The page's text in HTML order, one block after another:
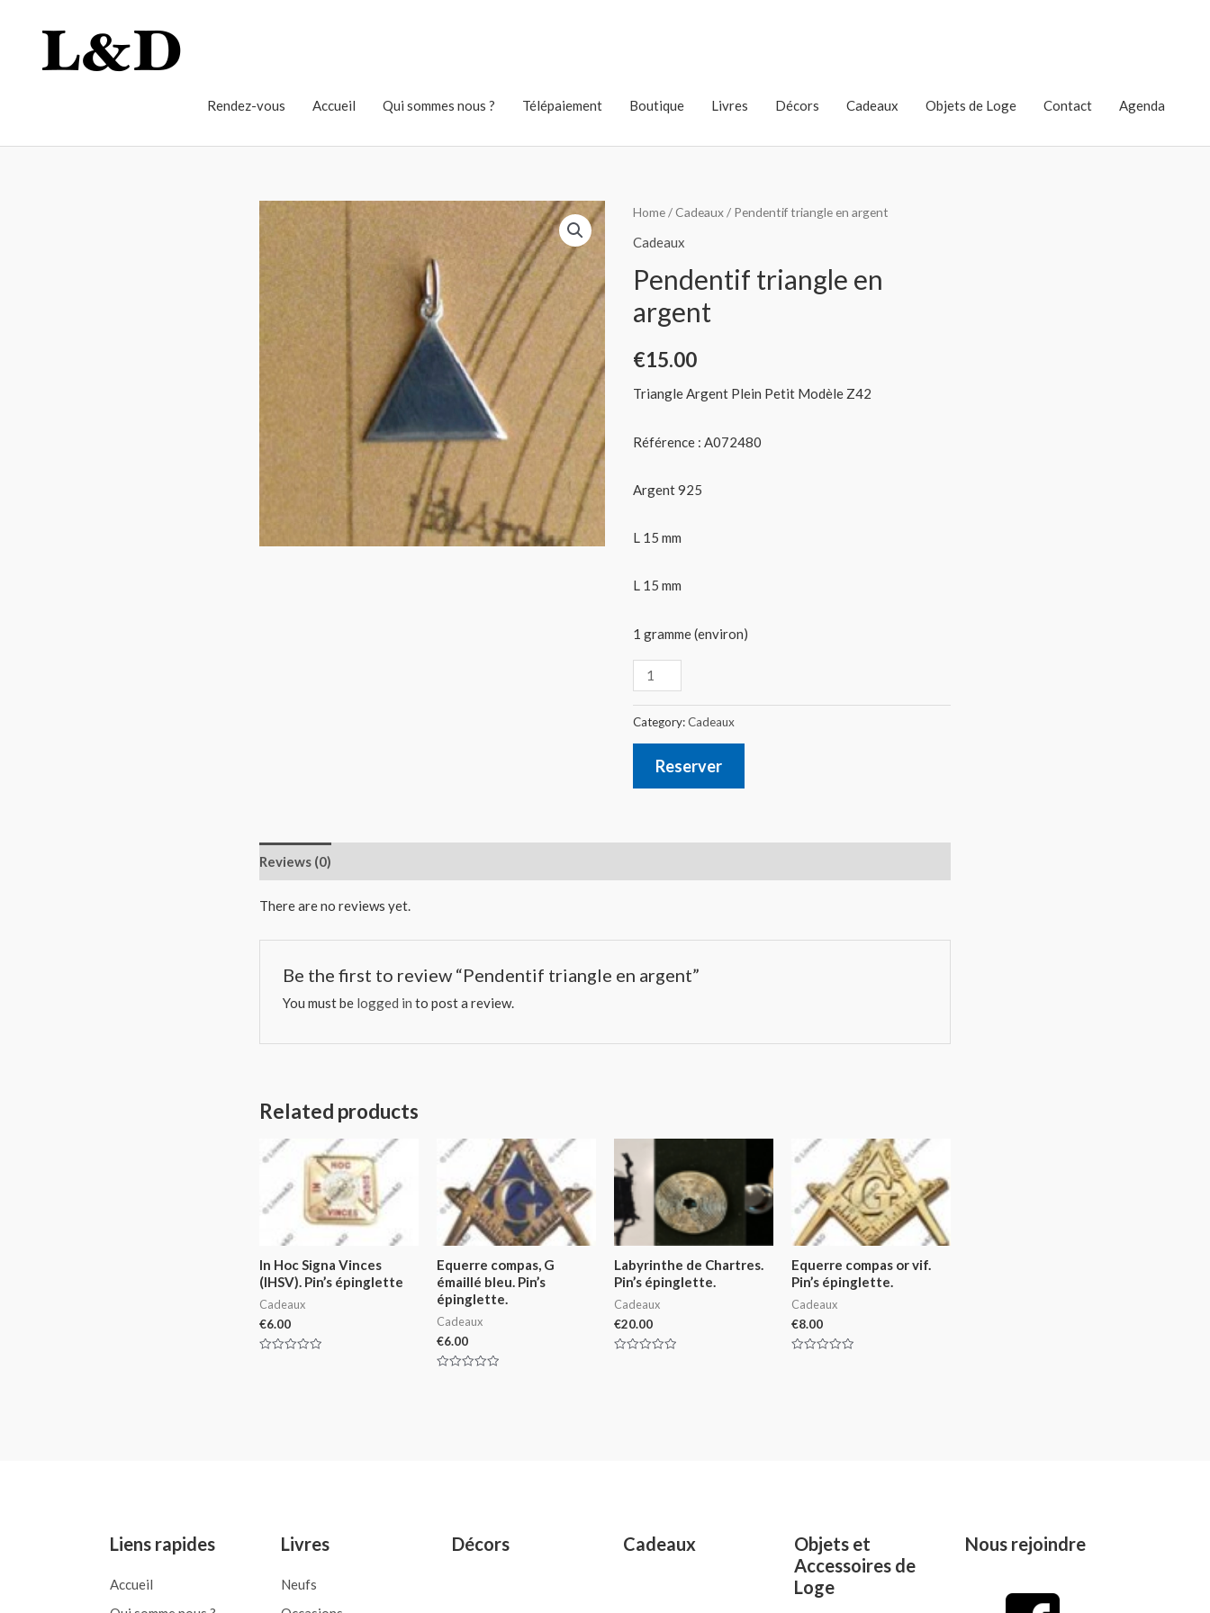
Rendez-vous Accueil Qui sommes nous ? Télépaiement Boutique Livres Décors Cadeaux Objets de Loge Contact Agenda
Home/Cadeaux/ Pendentif triangle en argent
Cadeaux
Pendentif triangle en
argent
€15.00
Triangle Argent Plein Petit Modèle Z42
Référence : A072480
Argent 925
L 15 mm
L 15 mm
1 gramme (environ)
Category:Cadeaux
Reserver
Reviews (0)
There are no reviews yet.
Be the first to review “Pendentif triangle en argent”
You must be logged in to post a review.
Related products
In Hoc Signa Vinces
(IHSV). Pin’s épinglette
Cadeaux
€6.00
Equerre compas, G
émaillé bleu. Pin’s
épinglette.
Cadeaux
€6.00
Labyrinthe de Chartres.
Pin’s épinglette.
Cadeaux
€20.00
Equerre compas or vif.
Pin’s épinglette.
Cadeaux
€8.00
Liens rapides
Accueil
Livres
Neufs
Décors Cadeaux
Objets et
Accessoires de
Loge
Nous rejoindre